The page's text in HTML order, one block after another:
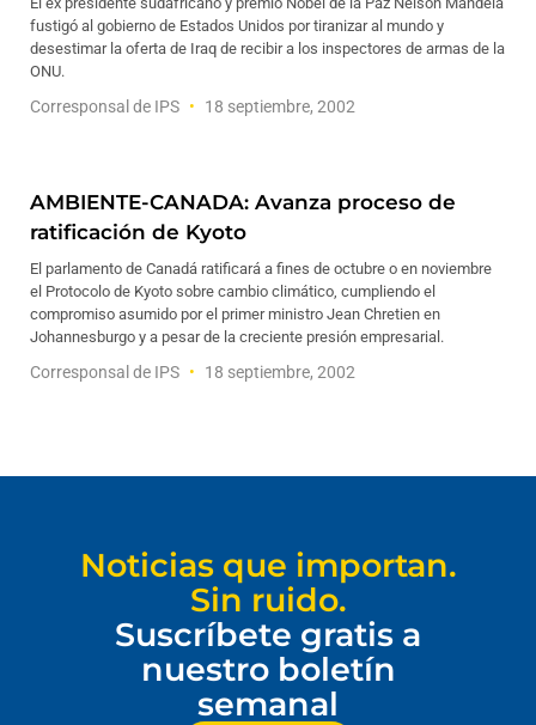
fustigó al gobierno de Estados Unidos por tiranizar al mundo y
desestimar la oferta de Iraq de recibir a los inspectores de armas de la
ONU.
Corresponsal de IPS 18 septiembre, 2002
AMBIENTE-CANADA: Avanza proceso de
ratificación de Kyoto
El parlamento de Canadá ratificará a fines de octubre o en noviembre
el Protocolo de Kyoto sobre cambio climático, cumpliendo el
compromiso asumido por el primer ministro Jean Chretien en
Johannesburgo y a pesar de la creciente presión empresarial.
Corresponsal de IPS 18 septiembre, 2002
Noticias que importan.
Sin ruido.
Suscríbete gratis a
nuestro boletín
semanal